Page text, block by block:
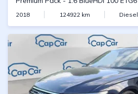
2018 124922km Diesel